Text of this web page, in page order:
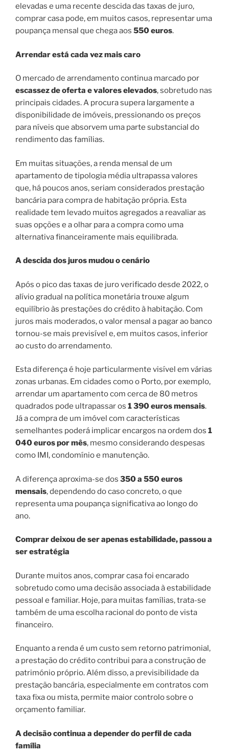
elevadas e uma recente descida das taxas de juro,
comprar casa pode, em muitos casos, representar uma
poupança mensal que chega aos 550 euros.
Arrendar está cada vez mais caro
O mercado de arrendamento continua marcado por
escassez de oferta e valores elevados, sobretudo nas
principais cidades. A procura supera largamente a
disponibilidade de imóveis, pressionando os preços
para níveis que absorvem uma parte substancial do
rendimento das famílias.
Em muitas situações, a renda mensal de um
apartamento de tipologia média ultrapassa valores
que, há poucos anos, seriam considerados prestação
bancária para compra de habitação própria. Esta
realidade tem levado muitos agregados a reavaliar as
suas opções e a olhar para a compra como uma
alternativa financeiramente mais equilibrada.
A descida dos juros mudou o cenário
Após o pico das taxas de juro verificado desde 2022, o
alívio gradual na política monetária trouxe algum
equilíbrio às prestações do crédito à habitação. Com
juros mais moderados, o valor mensal a pagar ao banco
tornou-se mais previsível e, em muitos casos, inferior
ao custo do arrendamento.
Esta diferença é hoje particularmente visível em várias
zonas urbanas. Em cidades como o Porto, por exemplo,
arrendar um apartamento com cerca de 80 metros
quadrados pode ultrapassar os 1 390 euros mensais.
Já a compra de um imóvel com características
semelhantes poderá implicar encargos na ordem dos 1
040 euros por mês, mesmo considerando despesas
como IMI, condomínio e manutenção.
A diferença aproxima-se dos 350 a 550 euros
mensais, dependendo do caso concreto, o que
representa uma poupança significativa ao longo do
ano.
Comprar deixou de ser apenas estabilidade, passou a
ser estratégia
Durante muitos anos, comprar casa foi encarado
sobretudo como uma decisão associada à estabilidade
pessoal e familiar. Hoje, para muitas famílias, trata-se
também de uma escolha racional do ponto de vista
financeiro.
Enquanto a renda é um custo sem retorno patrimonial,
a prestação do crédito contribui para a construção de
património próprio. Além disso, a previsibilidade da
prestação bancária, especialmente em contratos com
taxa fixa ou mista, permite maior controlo sobre o
orçamento familiar.
A decisão continua a depender do perfil de cada
família